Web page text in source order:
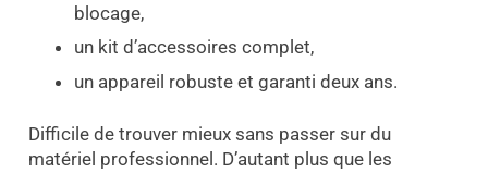
blocage,
un kit d’accessoires complet,
un appareil robuste et garanti deux ans.
Difficile de trouver mieux sans passer sur du
matériel professionnel. D’autant plus que les